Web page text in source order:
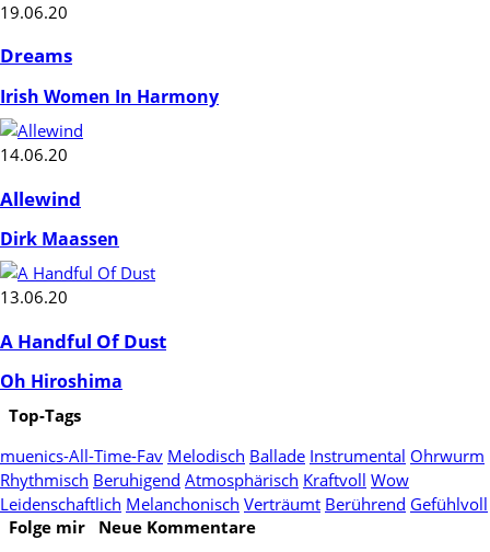
19.06.20
Dreams
Irish Women In Harmony
14.06.20
Allewind
Dirk Maassen
13.06.20
A Handful Of Dust
Oh Hiroshima
Top-Tags
muenics-All-Time-Fav Melodisch Ballade Instrumental Ohrwurm
Rhythmisch Beruhigend Atmosphärisch Kraftvoll Wow
Leidenschaftlich Melanchonisch Verträumt Berührend Gefühlvoll
Folge mir
Neue Kommentare